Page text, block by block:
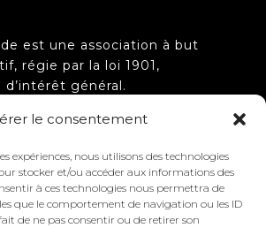
le consentement
expériences, nous utilisons des technologies
stocker et/ou accéder aux informations des
à ces technologies nous permettra de
que le comportement de navigation ou les ID
de ne pas consentir ou de retirer son
est une association à but
régie par la loi 1901,
d’intérêt général.
de jeunesse et
par la préfecture de la